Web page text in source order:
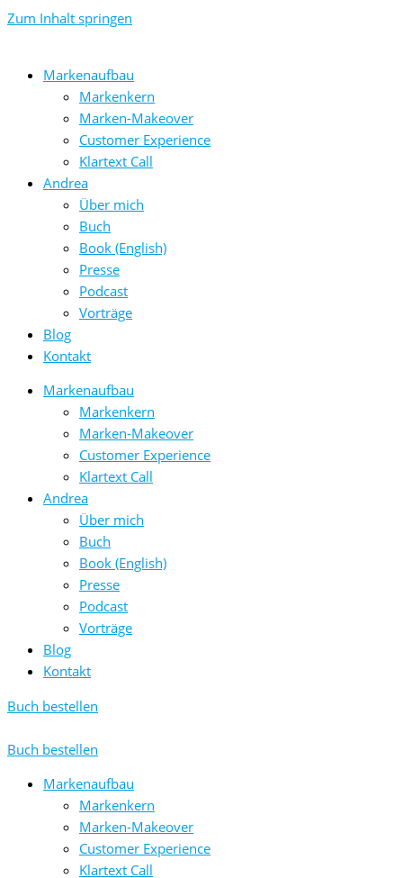
Zum Inhalt springen
Markenaufbau
Markenkern
Marken-Makeover
Customer Experience
Klartext Call
Andrea
Über mich
Buch
Book (English)
Presse
Podcast
Vorträge
Blog
Kontakt
Markenaufbau
Markenkern
Marken-Makeover
Customer Experience
Klartext Call
Andrea
Über mich
Buch
Book (English)
Presse
Podcast
Vorträge
Blog
Kontakt
Buch bestellen
Buch bestellen
Markenaufbau
Markenkern
Marken-Makeover
Customer Experience
Klartext Call